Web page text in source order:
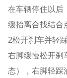
在车辆停住以后
缓抬离合找结合
2松开刹车并轻
右脚缓慢松开刹
态），右脚轻踩